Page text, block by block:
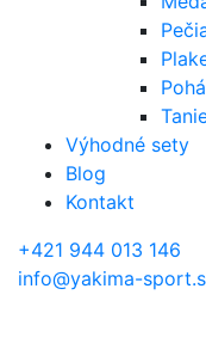
Výhodné sety
Blog
Kontakt
+421 944 013 146
info@yakima-